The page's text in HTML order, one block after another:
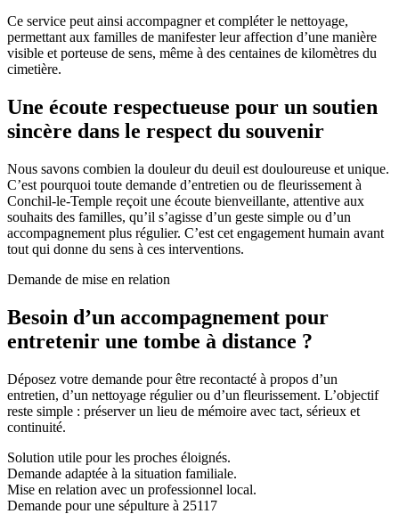
Ce service peut ainsi accompagner et compléter le nettoyage,
permettant aux familles de manifester leur affection d’une manière
visible et porteuse de sens, même à des centaines de kilomètres du
cimetière.
Une écoute respectueuse pour un soutien
sincère dans le respect du souvenir
Nous savons combien la douleur du deuil est douloureuse et unique.
C’est pourquoi toute demande d’entretien ou de fleurissement à
Conchil-le-Temple reçoit une écoute bienveillante, attentive aux
souhaits des familles, qu’il s’agisse d’un geste simple ou d’un
accompagnement plus régulier. C’est cet engagement humain avant
tout qui donne du sens à ces interventions.
Demande de mise en relation
Besoin d’un accompagnement pour
entretenir une tombe à distance ?
Déposez votre demande pour être recontacté à propos d’un
entretien, d’un nettoyage régulier ou d’un fleurissement. L’objectif
reste simple : préserver un lieu de mémoire avec tact, sérieux et
continuité.
Solution utile pour les proches éloignés.
Demande adaptée à la situation familiale.
Mise en relation avec un professionnel local.
Demande pour une sépulture à 25117